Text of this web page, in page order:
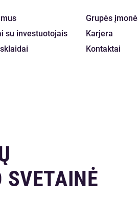
su investuotojais
Grupės
Karjera
Kontaktai
SVETAINĖ